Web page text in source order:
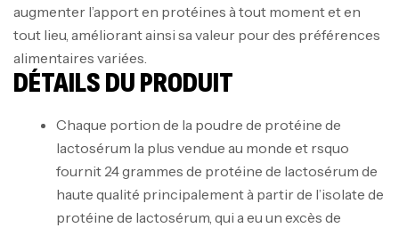
augmenter l’apport en protéines à tout moment et en
tout lieu, améliorant ainsi sa valeur pour des préférences
alimentaires variées.
DÉTAILS DU PRODUIT
Chaque portion de la poudre de protéine de
lactosérum la plus vendue au monde et rsquo
fournit 24 grammes de protéine de lactosérum de
haute qualité principalement à partir de l’isolate de
protéine de lactosérum, qui a eu un excès de